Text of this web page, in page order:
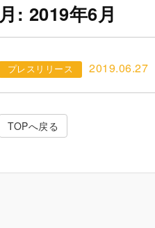
月: 2019年6月
プレスリリース 2019.06.27
TOPへ戻る